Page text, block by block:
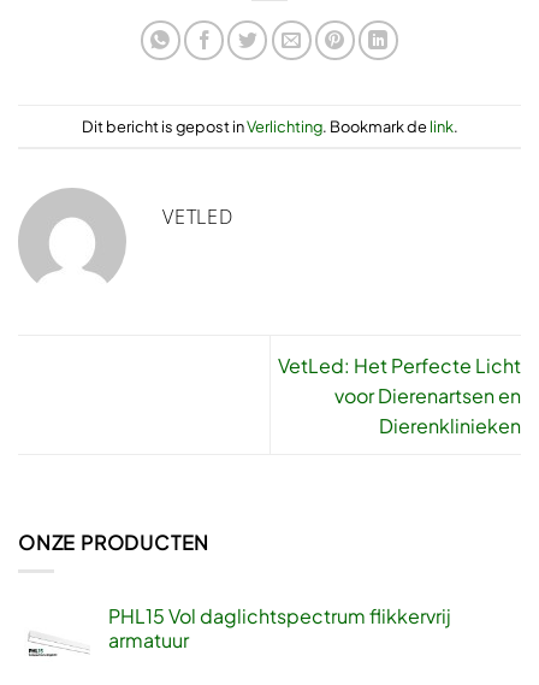
Dit bericht is gepost inVerlichting. Bookmark delink.
VETLED
VetLed: Het Perfecte Licht
voor Dierenartsen en
Dierenklinieken
ONZE PRODUCTEN
PHL15 Vol daglichtspectrum flikkervrij
armatuur